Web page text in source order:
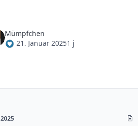
Mümpfchen
21. Januar 20251 j